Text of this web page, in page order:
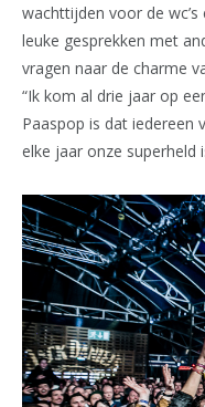
wachttijden voor de
leuke gesprekken met
vragen naar de charme
“Ik kom al drie jaar op
Paaspop is dat iedereen
elke jaar onze superheld